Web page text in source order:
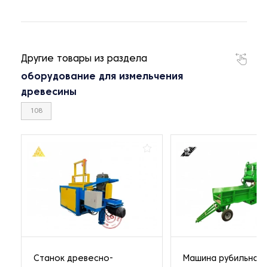
Другие товары из раздела
оборудование для измельчения
древесины
108
Станок древесно-
Машина рубильная